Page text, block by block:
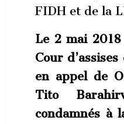
FIDH et de la
Le 2 mai 2018
Cour
en appel de
Tito
condamnés à